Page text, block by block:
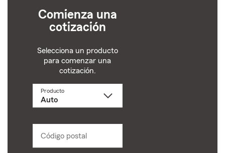
Comienza una
cotización
Selecciona un producto
para comenzar una
cotización.
ProductoSelecciona
Código postal